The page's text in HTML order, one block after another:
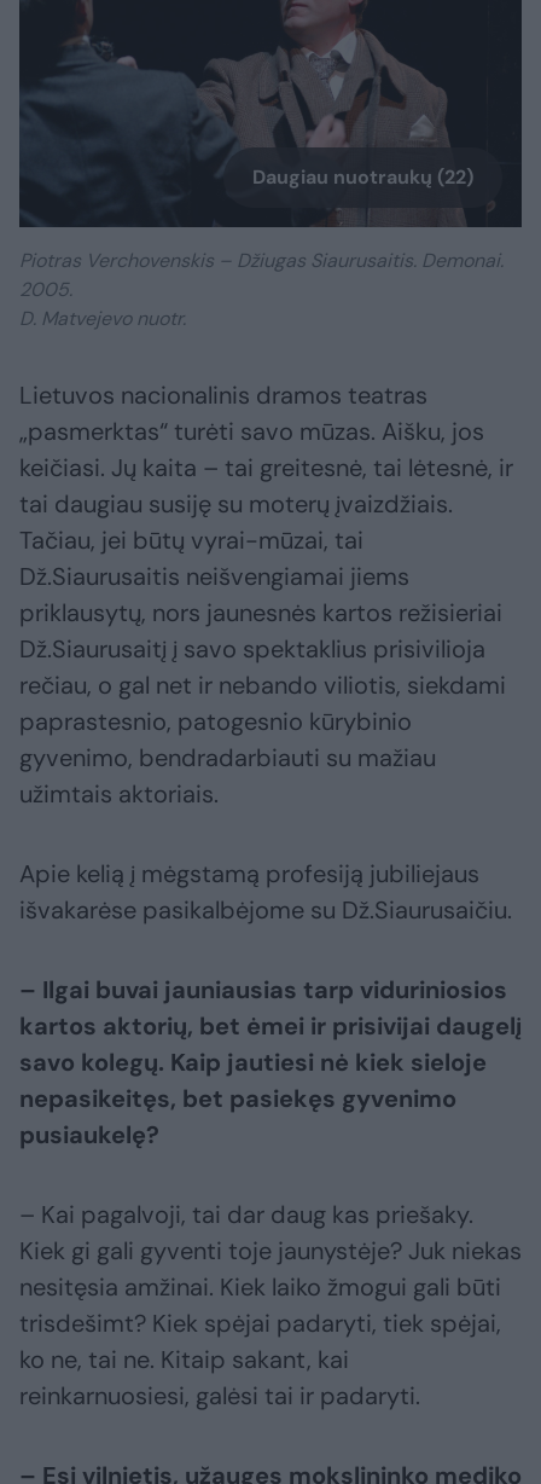
Daugiau nuotraukų (22)
Piotras Verchovenskis – Džiugas Siaurusaitis. Demonai.
2005.
D. Matvejevo nuotr.
Lietuvos nacionalinis dramos teatras
„pasmerktas“ turėti savo mūzas. Aišku, jos
keičiasi. Jų kaita – tai greitesnė, tai lėtesnė, ir
tai daugiau susiję su moterų įvaizdžiais.
Tačiau, jei būtų vyrai-mūzai, tai
Dž.Siaurusaitis neišvengiamai jiems
priklausytų, nors jaunesnės kartos režisieriai
Dž.Siaurusaitį į savo spektaklius prisivilioja
rečiau, o gal net ir nebando viliotis, siekdami
paprastesnio, patogesnio kūrybinio
gyvenimo, bendradarbiauti su mažiau
užimtais aktoriais.
Apie kelią į mėgstamą profesiją jubiliejaus
išvakarėse pasikalbėjome su Dž.Siaurusaičiu.
– Ilgai buvai jauniausias tarp viduriniosios
kartos aktorių, bet ėmei ir prisivijai daugelį
savo kolegų. Kaip jautiesi nė kiek sieloje
nepasikeitęs, bet pasiekęs gyvenimo
pusiaukelę?
– Kai pagalvoji, tai dar daug kas priešaky.
Kiek gi gali gyventi toje jaunystėje? Juk niekas
nesitęsia amžinai. Kiek laiko žmogui gali būti
trisdešimt? Kiek spėjai padaryti, tiek spėjai,
ko ne, tai ne. Kitaip sakant, kai
reinkarnuosiesi, galėsi tai ir padaryti.
– Esi vilnietis, užaugęs mokslininko mediko